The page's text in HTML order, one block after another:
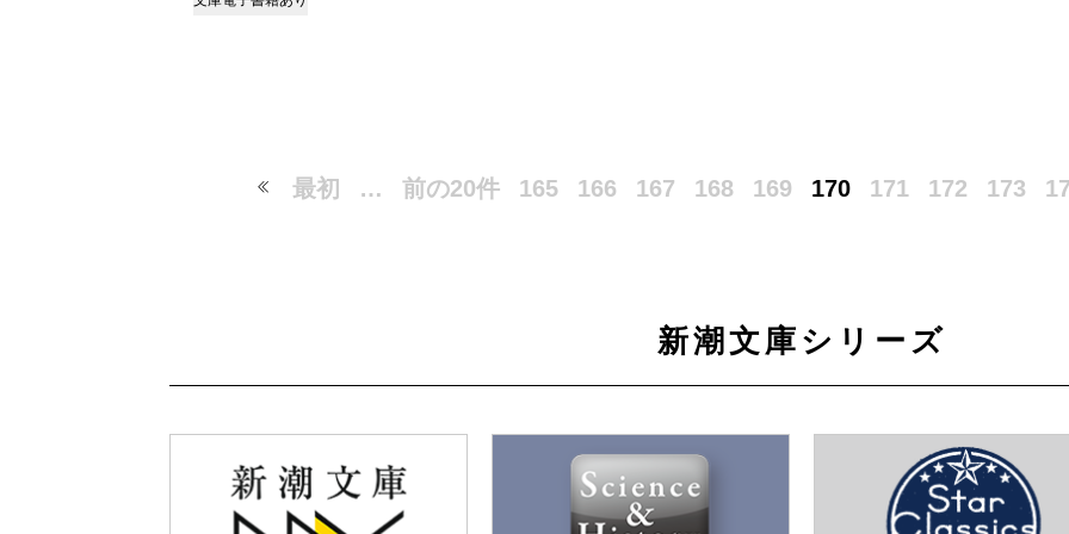
最初 … 前の20件 165 166 167 168 169 170 171 172 173
新潮文庫シリーズ